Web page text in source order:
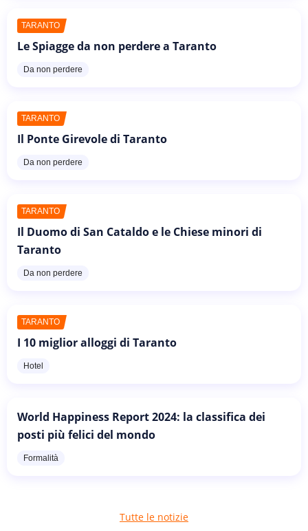
TARANTO
Le Spiagge da non perdere a Taranto
Da non perdere
TARANTO
Il Ponte Girevole di Taranto
Da non perdere
TARANTO
Il Duomo di San Cataldo e le Chiese minori di
Taranto
Da non perdere
TARANTO
I 10 miglior alloggi di Taranto
Hotel
World Happiness Report 2024: la classifica dei
posti più felici del mondo
Formalità
Tutte le notizie